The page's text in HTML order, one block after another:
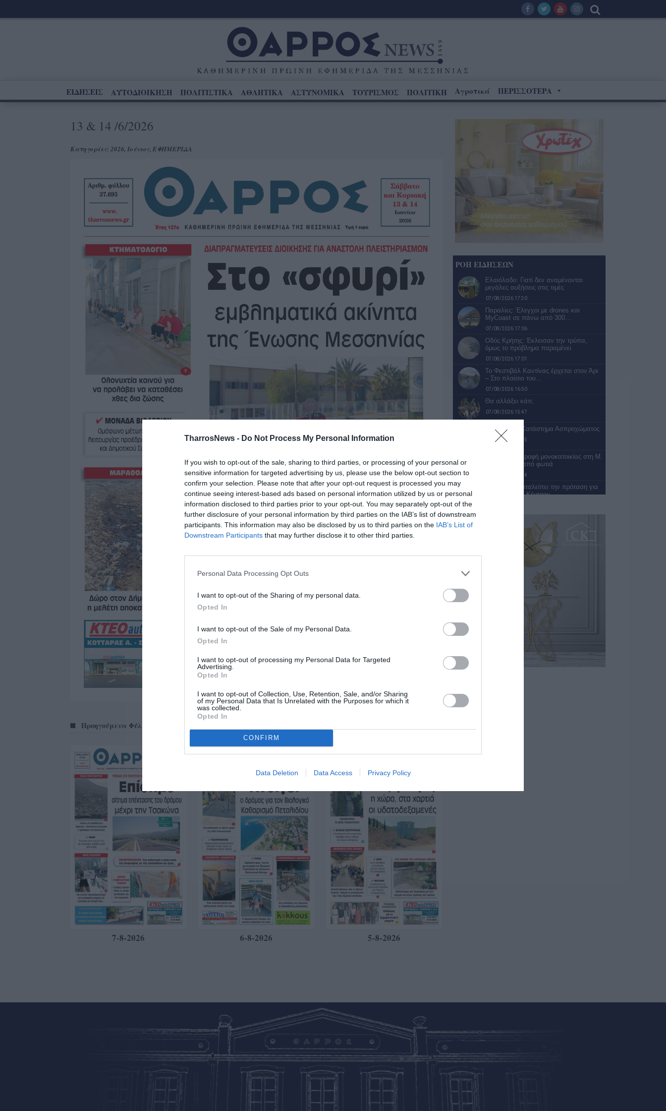
TharrosNews - Do Not Process My Personal Information
If you wish to opt-out of the sale, sharing to third parties, or processing of your personal or
sensitive information for targeted advertising by us, please use the below opt-out section to
confirm your selection. Please note that after your opt-out request is processed you may
continue seeing interest-based ads based on personal information utilized by us or personal
information disclosed to third parties prior to your opt-out. You may separately opt-out of the
further disclosure of your personal information by third parties on the IAB’s list of downstream
participants. This information may also be disclosed by us to third parties on the IAB’s List of
Downstream Participants that may further disclose it to other third parties.
Personal Data Processing Opt Outs
I want to opt-out of the Sharing of my personal data.
Opted In
I want to opt-out of the Sale of my Personal Data.
Opted In
I want to opt-out of processing my Personal Data for Targeted
Advertising.
Opted In
I want to opt-out of Collection, Use, Retention, Sale, and/or Sharing
of my Personal Data that Is Unrelated with the Purposes for which it
was collected.
Opted In
CONFIRM
Data Deletion Data Access Privacy Policy
ΕΙΔΗΣΕΙΣ ΑΥΤΟΔΙΟΙΚΗΣΗ ΠΟΛΙΤΙΣΤΙΚΑ ΑΘΛΗΤΙΚΑ ΑΣΤΥΝΟΜΙΚΑ ΤΟΥΡΙΣΜΟΣ ΠΟΛΙΤΙΚΗ Αγροτικά ΠΕΡΙΣΣΟΤΕΡΑ
13 & 14 /6/2026
Κατηγορίες: 2026, Ιούνιος, ΕΦΗΜΕΡΙΔΑ
Προηγούμενα Φύλλα
7-8-2026 6-8-2026 5-8-2026
ΡΟΗ ΕΙΔΗΣΕΩΝ
Ελαιόλαδο: Γιατί δεν αναμένονται
μεγάλες αυξήσεις στις τιμές
07/08/2026 17:30
Παραλίες: Έλεγχοι με drones και
MyCoast σε πάνω από 300…
07/08/2026 17:06
Οδός Κρήτης: Έκλεισαν την τρύπα,
όμως το πρόβλημα παραμένει
07/08/2026 17:01
Το Φεστιβάλ Καντίνας έρχεται στον Άρι
– Στο πλαίσιο του…
07/08/2026 16:50
Θα αλλάξει κάτι;
07/08/2026 15:47
Το Δημοτικό Κατάστημα Ασπροχώματος
07/08/2026 15:15
Ολική καταστροφή μονοκατοικίας στη Μ.
Αλεξάνδρου από φωτιά
07/08/2026 13:24
Ο Δήμος εγκαταλείπει την πρόταση για
μεταφορά του Κέντρου
Απόψε οι Πυξ Λαξ επιστρέφουν στην
07/08/2026 12:01